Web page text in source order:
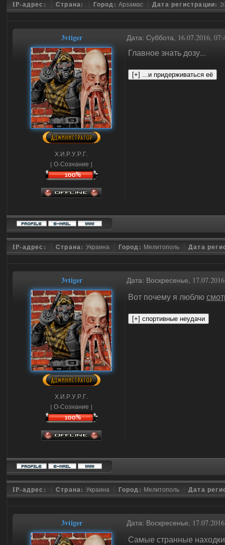
IP-адрес: Страна: Город:Арзамас Дата регистрации:
3vtiger Дата: Суббота, 16.07.2016,
Х.И.Р.У.Р.Г.
[ О-Сознание ]
Главное знать дозу...
IP-адрес: Страна: Украина Город: Мелитополь Дата
3vtiger Дата: Воскресенье,
Х.И.Р.У.Р.Г.
[ О-Сознание ]
Вот почему я люблю
IP-адрес: Страна: Украина Город: Мелитополь Дата
3vtiger Дата: Воскресенье,
Самые странные